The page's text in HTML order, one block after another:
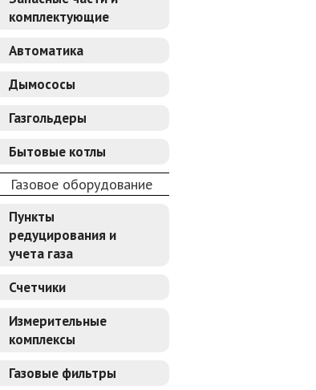
комплектующие
Автоматика
Дымососы
Газгольдеры
Бытовые котлы
Газовое оборудование
Пункты
редуцирования и
учета газа
Счетчики
Измерительные
комплексы
Газовые фильтры